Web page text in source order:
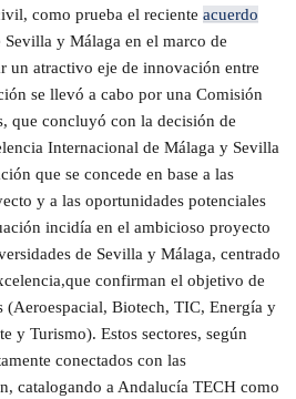
como prueba el reciente acuerdo
y Málaga en el marco de
un atractivo eje de innovación entre
se llevó a cabo por una Comisión
que concluyó con la decisión de
Internacional de Málaga y Sevilla
que se concede en base a las
y a las oportunidades potenciales
incidía en el ambicioso proyecto
de Sevilla y Málaga, centrado
confirman el objetivo de
(Aeroespacial, Biotech, TIC, Energía y
y Turismo). Estos sectores, según
conectados con las
catalogando a Andalucía TECH como